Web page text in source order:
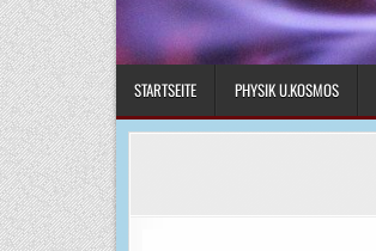
STARTSEITE PHYSIK U.KOSMOS